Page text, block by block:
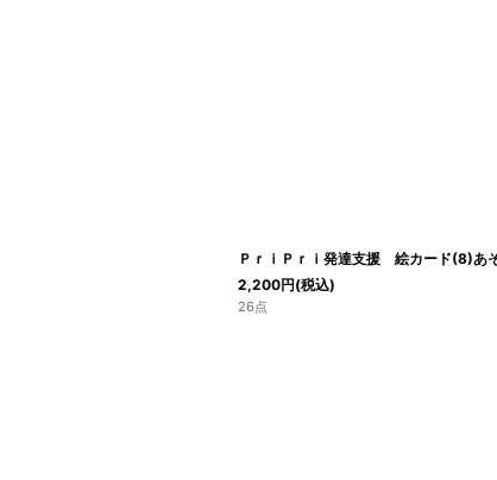
ＰｒｉＰｒｉ発達支援 絵カード(8)あ
2,200円(税込)
26点